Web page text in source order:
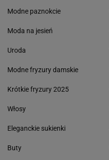
Modne paznokcie
Moda na jesień
Uroda
Modne fryzury damskie
Krótkie fryzury 2025
Włosy
Eleganckie sukienki
Buty